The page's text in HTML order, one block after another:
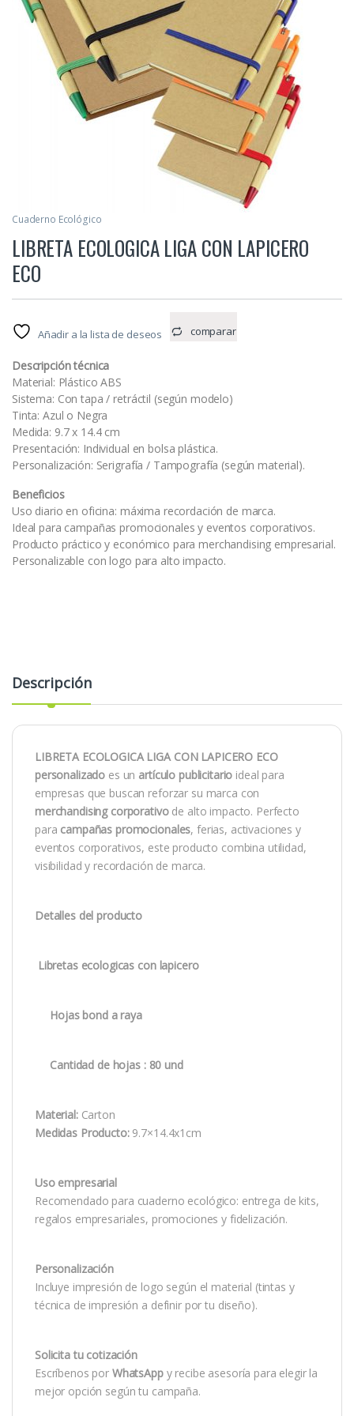
Cuaderno Ecológico
LIBRETA ECOLOGICA LIGA CON LAPICERO
ECO
Añadir a la lista de deseos comparar
Descripción técnica
Material: Plástico ABS
Sistema: Con tapa / retráctil (según modelo)
Tinta: Azul o Negra
Medida: 9.7 x 14.4 cm
Presentación: Individual en bolsa plástica.
Personalización: Serigrafía / Tampografía (según material).
Beneficios
Uso diario en oficina: máxima recordación de marca.
Ideal para campañas promocionales y eventos corporativos.
Producto práctico y económico para merchandising empresarial.
Personalizable con logo para alto impacto.
Descripción
LIBRETA ECOLOGICA LIGA CON LAPICERO ECO
personalizado es un artículo publicitario ideal para
empresas que buscan reforzar su marca con
merchandising corporativode alto impacto. Perfecto
para campañas promocionales, ferias, activaciones y
eventos corporativos, este producto combina utilidad,
visibilidad y recordación de marca.
Detalles del producto
Libretas ecologicas con lapicero
Hojas bond a raya
Cantidad de hojas : 80 und
Material: Carton
Medidas Producto: 9.7×14.4x1cm
Uso empresarial
Recomendado para cuaderno ecológico: entrega de kits,
regalos empresariales, promociones y fidelización.
Personalización
Incluye impresión de logo según el material (tintas y
técnica de impresión a definir por tu diseño).
Solicita tu cotización
Escríbenos por WhatsAppy recibe asesoría para elegir la
mejor opción según tu campaña.